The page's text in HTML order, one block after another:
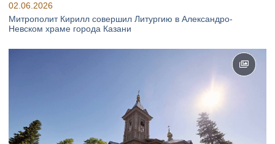
02.06.2026
Митрополит Кирилл совершил Литургию в Александро-
Невском храме города Казани